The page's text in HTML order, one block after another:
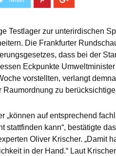
Testlager zur unterirdischen
Die Frankfurter
dass bei der
Eckpunkte
vorstellten, verlangt
Raumordnung zu
„können auf entsprechend
stattfinden kann“, bestätigte
Oliver Krischer. „Damit
in der Hand.“ Laut